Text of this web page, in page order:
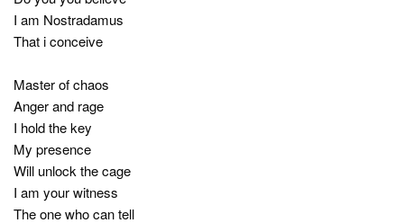
I am Nostradamus
That i conceive
Master of chaos
Anger and rage
I hold the key
My presence
Will unlock the cage
I am your witness
The one who can tell